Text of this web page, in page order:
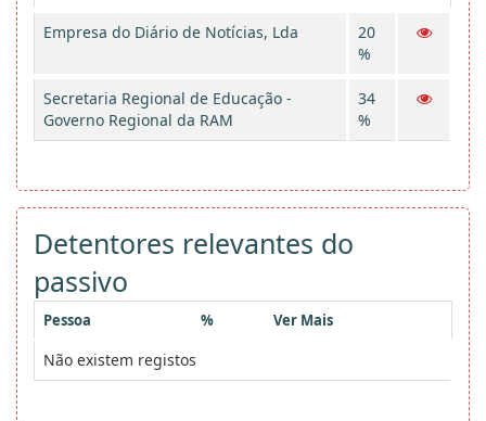
Empresa do Diário de Notícias, Lda
20
%
Secretaria Regional de Educação -
Governo Regional da RAM
34
%
Detentores relevantes do
passivo
Pessoa % Ver Mais
Não existem registos